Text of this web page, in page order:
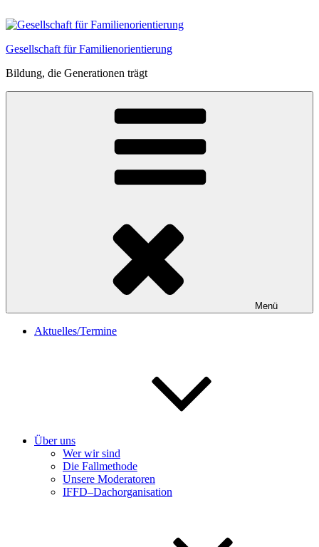
Inhalt
Gesellschaft für Familienorientierung
Bildung, die Generationen trägt
Menü
Aktuelles/Termine
Über uns
Wer wir sind
Die Fallmethode
Unsere Moderatoren
IFFD–Dachorganisation